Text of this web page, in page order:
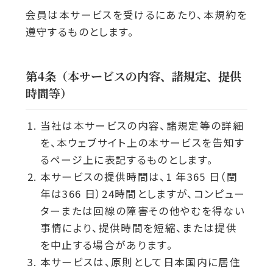
会員は本サービスを受けるにあたり、本規約を
遵守するものとします。
第4条（本サービスの内容、諸規定、提供
時間等）
当社は本サービスの内容、諸規定等の詳細
を、本ウェブサイト上の本サービスを告知す
るページ上に表記するものとします。
本サービスの提供時間は、1 年365 日（閏
年は366 日）24時間としますが、コンピュー
ターまたは回線の障害その他やむを得ない
事情により、提供時間を短縮、または提供
を中止する場合があります。
本サービスは、原則として日本国内に居住